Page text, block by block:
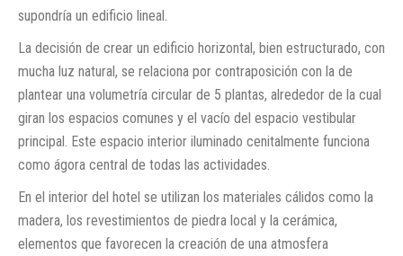
supondría un edificio lineal.
La decisión de crear un edificio horizontal, bien estructurado, con
mucha luz natural, se relaciona por contraposición con la de
plantear una volumetría circular de 5 plantas, alrededor de la cual
giran los espacios comunes y el vacío del espacio vestibular
principal. Este espacio interior iluminado cenitalmente funciona
como ágora central de todas las actividades.
En el interior del hotel se utilizan los materiales cálidos como la
madera, los revestimientos de piedra local y la cerámica,
elementos que favorecen la creación de una atmosfera